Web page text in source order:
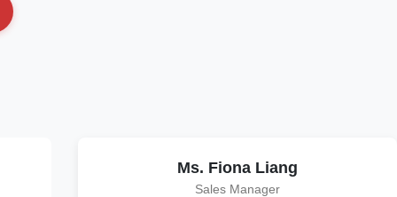
Ms. Fiona Liang
Sales Manager